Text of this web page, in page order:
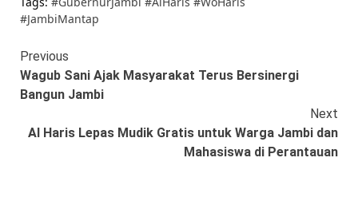
#JambiMantap
Continue
Reading
Previous
Wagub Sani Ajak Masyarakat Terus Bersinergi
Bangun Jambi
Next
Al Haris Lepas Mudik Gratis untuk Warga Jambi dan
Mahasiswa di Perantauan